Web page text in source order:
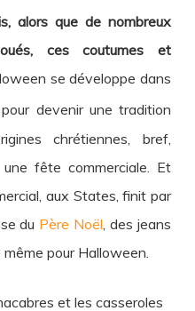
alors que de nombreux
ces coutumes et
se développe dans
devenir une tradition
chrétiennes, bref,
fête commerciale. Et
aux States, finit par
du Père Noël , des jeans
pour Halloween.
et les casseroles